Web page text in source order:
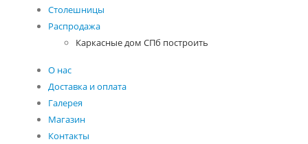
Столешницы
Распродажа
Каркасные дом СПб построить
О нас
Доставка и оплата
Галерея
Магазин
Контакты